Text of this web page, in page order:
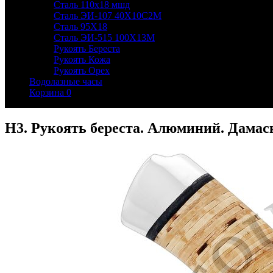
Сталь 110х18 мшд
Сталь ЭИ-107 40Х10С2М
Сталь 95Х18
Сталь ЭИ-515 100Х13М
Рукоять Береста
Рукоять Кожа
Рукоять Орех
Водолазные часы
Корзина 0
Н3. Рукоять береста. Алюминий.